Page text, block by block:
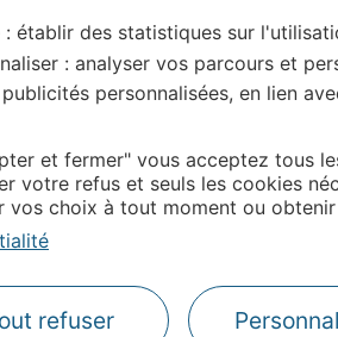
: établir des statistiques sur
: analyser vos parcours et
personnalisées, en lien
et fermer" vous acceptez tous
votre refus et seuls les cookies
vos choix à tout moment ou
refuser
de cette activité?
Ariège Pyrénées